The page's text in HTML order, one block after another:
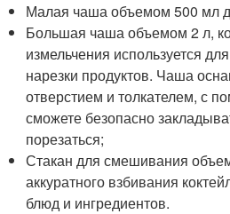
Малая чаша объемом 500 мл
Большая чаша объемом 2 л,
измельчения используется
нарезки продуктов. Чаша
отверстием и толкателем, с
сможете безопасно
порезаться;
Стакан для смешивания
аккуратного взбивания
блюд и ингредиентов.